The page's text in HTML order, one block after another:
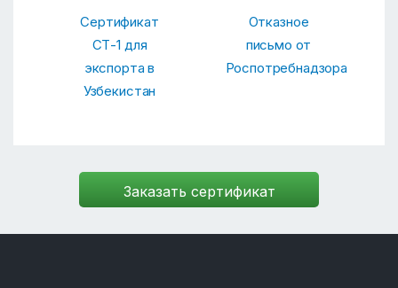
Сертификат
СТ-1 для
экспорта в
Узбекистан
Отказное
письмо от
Роспотребнадзора